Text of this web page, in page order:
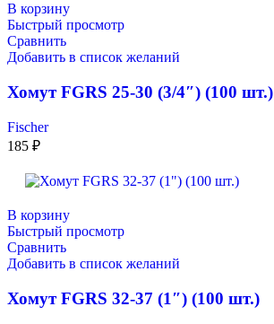
В корзину
Быстрый просмотр
Сравнить
Добавить в список желаний
Хомут FGRS 25-30 (3/4″) (100 шт.)
Fischer
185 ₽
В корзину
Быстрый просмотр
Сравнить
Добавить в список желаний
Хомут FGRS 32-37 (1″) (100 шт.)